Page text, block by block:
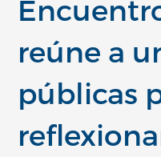
reúne a
públicas